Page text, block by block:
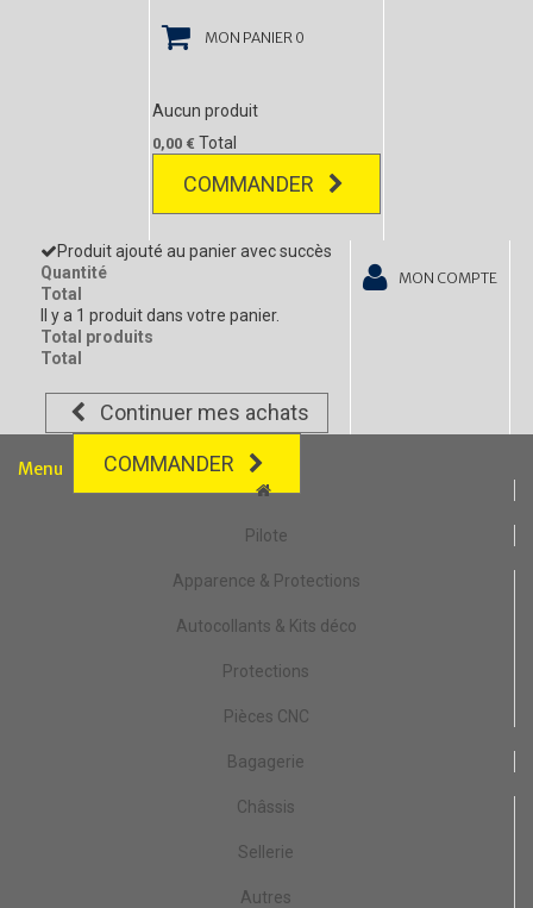
MON PANIER 0
Aucun produit
0,00 € Total
COMMANDER
Produit ajouté au panier avec succès
Quantité
Total
Il y a 1 produit dans votre panier.
Total produits
Total
Continuer mes achats
COMMANDER
MON COMPTE
Menu
Pilote
Apparence & Protections
Autocollants & Kits déco
Protections
Pièces CNC
Bagagerie
Châssis
Sellerie
Autres